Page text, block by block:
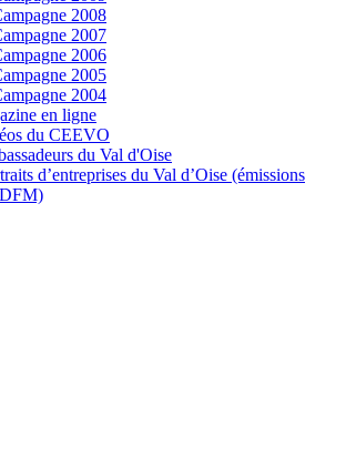
2008
2007
2006
2005
2004
en ligne
du CEEVO
du Val d'Oise
d’entreprises du Val d’Oise (émissions